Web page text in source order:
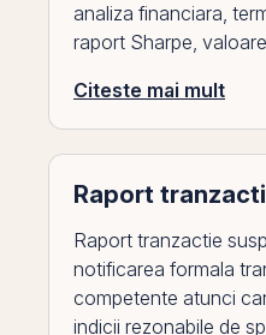
analiza financiara,
raport Sharpe,
Citeste mai mult
Raport
Raport tranzactie
notificarea formala
competente atunci
indicii rezonabile de